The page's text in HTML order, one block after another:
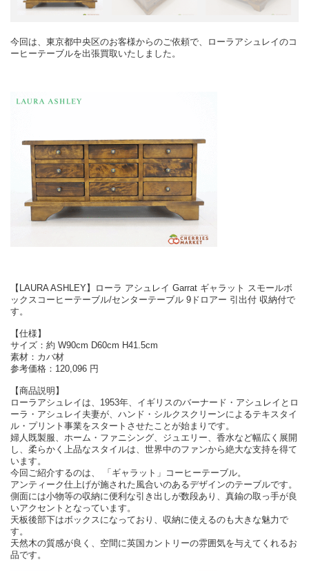
今回は、東京都中央区のお客様からのご依頼で、ローラアシュレイのコ
ーヒーテーブルを出張買取いたしました。
【LAURA ASHLEY】ローラ アシュレイ Garrat ギャラット スモールボ
ックスコーヒーテーブル/センターテーブル 9ドロアー 引出付 収納付で
す。
【仕様】
サイズ：約 W90cm D60cm H41.5cm
素材：カバ材
参考価格：120,096 円
【商品説明】
ローラアシュレイは、1953年、イギリスのバーナード・アシュレイとロ
ーラ・アシュレイ夫妻が、ハンド・シルクスクリーンによるテキスタイ
ル・プリント事業をスタートさせたことが始まりです。
婦人既製服、ホーム・ファニシング、ジュエリー、香水など幅広く展開
し、柔らかく上品なスタイルは、世界中のファンから絶大な支持を得て
います。
今回ご紹介するのは、 「ギャラット」コーヒーテーブル。
アンティーク仕上げが施された風合いのあるデザインのテーブルです。
側面には小物等の収納に便利な引き出しが数段あり、真鍮の取っ手が良
いアクセントとなっています。
天板後部下はボックスになっており、収納に使えるのも大きな魅力で
す。
天然木の質感が良く、空間に英国カントリーの雰囲気を与えてくれるお
品です。